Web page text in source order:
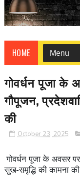
HOME
गोवर्धन पूजा के
गौपूजन,
की
October 23, 2025
गोवर्धन पूजा के अवसर
सुख-समृद्धि की कामना की